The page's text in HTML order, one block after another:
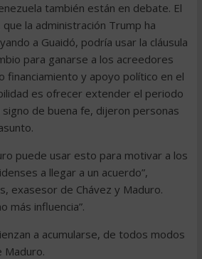
también están en debate. El
la administración Trump ha
a Guaidó, podría usar la cláusula
para ganarse a los acreedores
financiamiento y apoyo político en el
es ofrecer extender el periodo
de buena fe, dijeron personas
puede usar esto para motivar a los
a llegar a un acuerdo”,
exasesor de Chávez y Maduro.
más influencia”.
a acumularse, de todos modos
Maduro.